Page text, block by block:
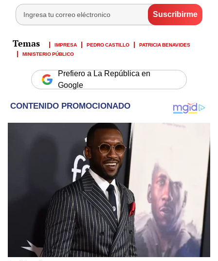
IMPRESA PEDRO CASTILLO
PATRICIA BENAVIDES
MINISTERIO PÚBLICO
Prefiero a La República en
Google